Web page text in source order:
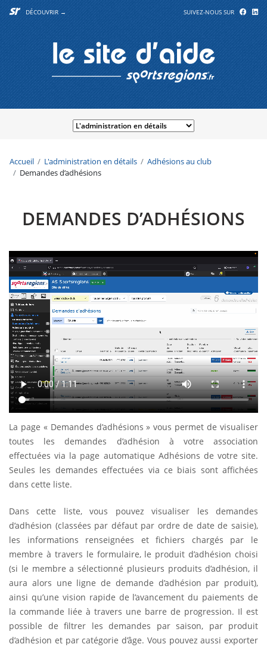
DÉCOUVRIR → SUIVEZ-NOUS SUR
Accueil L'administration en détails
Adhésions au club
Demandes d’adhésions
DEMANDES D’ADHÉSIONS
La page « Demandes d’adhésions » vous permet de visualiser
toutes les demandes d’adhésion à votre association
effectuées via la page automatique Adhésions de votre site.
Seules les demandes effectuées via ce biais sont affichées
dans cette liste.
Dans cette liste, vous pouvez visualiser les demandes
d’adhésion (classées par défaut par ordre de date de saisie),
les informations renseignées et fichiers chargés par le
membre à travers le formulaire, le produit d’adhésion choisi
(si le membre a sélectionné plusieurs produits d’adhésion, il
aura alors une ligne de demande d’adhésion par produit),
ainsi qu’une vision rapide de l’avancement du paiements de
la commande liée à travers une barre de progression. Il est
possible de filtrer les demandes par saison, par produit
d’adhésion et par catégorie d’âge. Vous pouvez aussi exporter